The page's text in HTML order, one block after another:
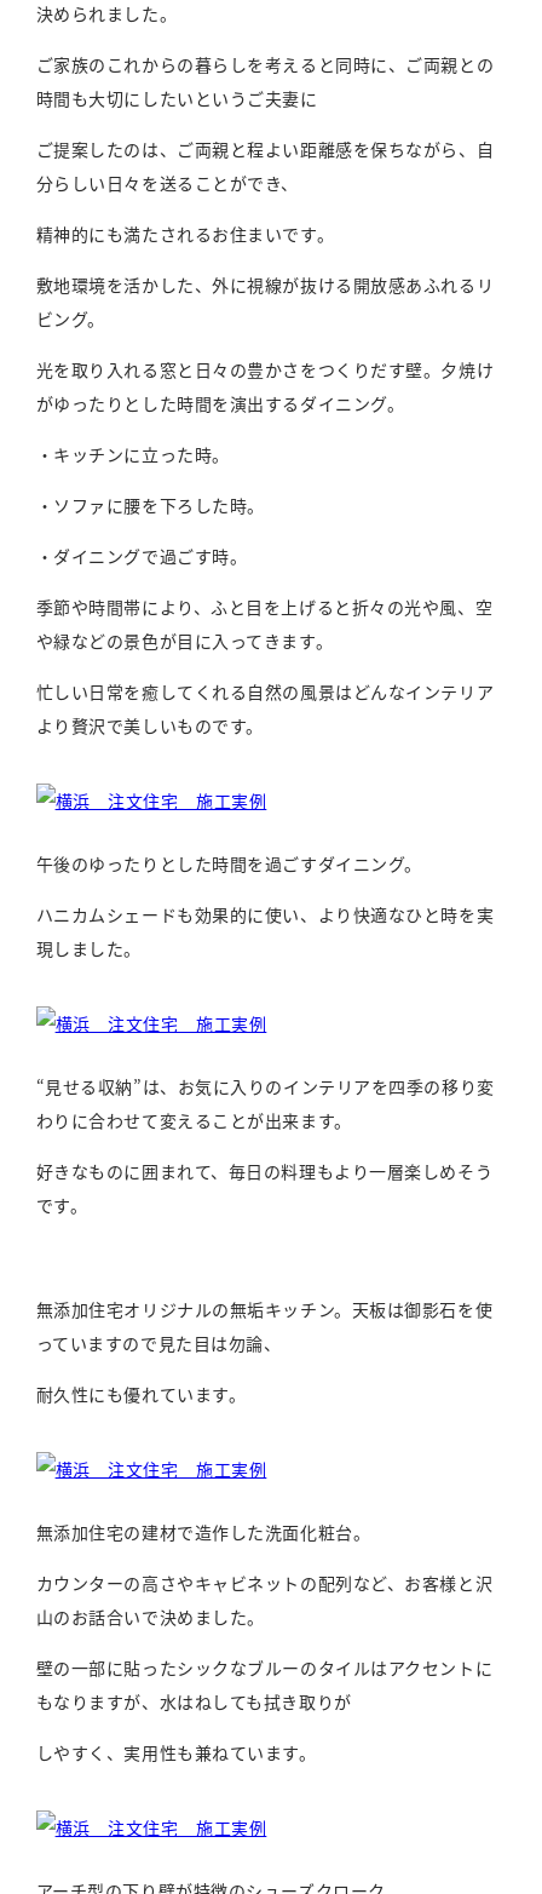
決められました。
ご家族のこれからの暮らしを考えると同時に、ご両親との
時間も大切にしたいというご夫妻に
ご提案したのは、ご両親と程よい距離感を保ちながら、自
分らしい日々を送ることができ、
精神的にも満たされるお住まいです。
敷地環境を活かした、外に視線が抜ける開放感あふれるリ
ビング。
光を取り入れる窓と日々の豊かさをつくりだす壁。夕焼け
がゆったりとした時間を演出するダイニング。
・キッチンに立った時。
・ソファに腰を下ろした時。
・ダイニングで過ごす時。
季節や時間帯により、ふと目を上げると折々の光や風、空
や緑などの景色が目に入ってきます。
忙しい日常を癒してくれる自然の風景はどんなインテリア
より贅沢で美しいものです。
午後のゆったりとした時間を過ごすダイニング。
ハニカムシェードも効果的に使い、より快適なひと時を実
現しました。
“見せる収納”は、お気に入りのインテリアを四季の移り変
わりに合わせて変えることが出来ます。
好きなものに囲まれて、毎日の料理もより一層楽しめそう
です。
無添加住宅オリジナルの無垢キッチン。天板は御影石を使
っていますので見た目は勿論、
耐久性にも優れています。
無添加住宅の建材で造作した洗面化粧台。
カウンターの高さやキャビネットの配列など、お客様と沢
山のお話合いで決めました。
壁の一部に貼ったシックなブルーのタイルはアクセントに
もなりますが、水はねしても拭き取りが
しやすく、実用性も兼ねています。